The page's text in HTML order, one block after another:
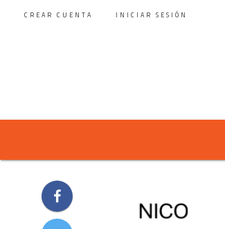
CREAR CUENTA INICIAR SESIÓN